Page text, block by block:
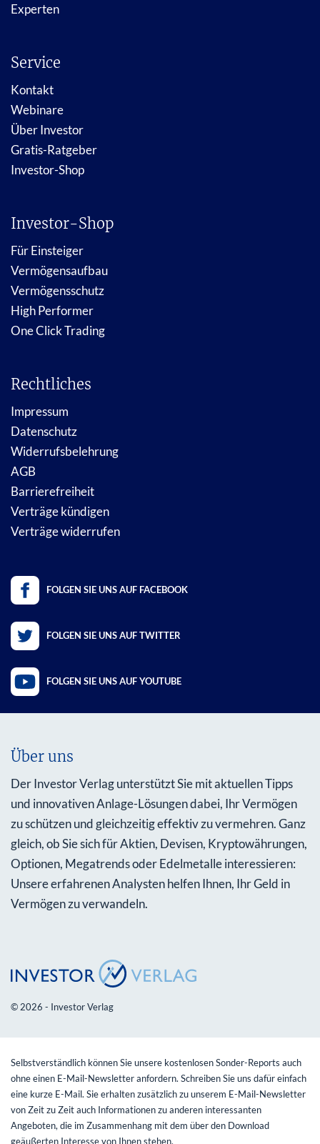
Experten
Service
Kontakt
Webinare
Über Investor
Gratis-Ratgeber
Investor-Shop
Investor-Shop
Für Einsteiger
Vermögensaufbau
Vermögensschutz
High Performer
One Click Trading
Rechtliches
Impressum
Datenschutz
Widerrufsbelehrung
AGB
Barrierefreiheit
Verträge kündigen
Verträge widerrufen
FOLGEN SIE UNS AUF FACEBOOK
FOLGEN SIE UNS AUF TWITTER
FOLGEN SIE UNS AUF YOUTUBE
Über uns
Der Investor Verlag unterstützt Sie mit aktuellen Tipps
und innovativen Anlage-Lösungen dabei, Ihr Vermögen
zu schützen und gleichzeitig effektiv zu vermehren. Ganz
gleich, ob Sie sich für Aktien, Devisen, Kryptowährungen,
Optionen, Megatrends oder Edelmetalle interessieren:
Unsere erfahrenen Analysten helfen Ihnen, Ihr Geld in
Vermögen zu verwandeln.
© 2026 - Investor Verlag
Selbstverständlich können Sie unsere kostenlosen Sonder-Reports auch
ohne einen E-Mail-Newsletter anfordern. Schreiben Sie uns dafür einfach
eine kurze E-Mail. Sie erhalten zusätzlich zu unserem E-Mail-Newsletter
von Zeit zu Zeit auch Informationen zu anderen interessanten
Angeboten, die im Zusammenhang mit dem über den Download
geäußerten Interesse von Ihnen stehen.